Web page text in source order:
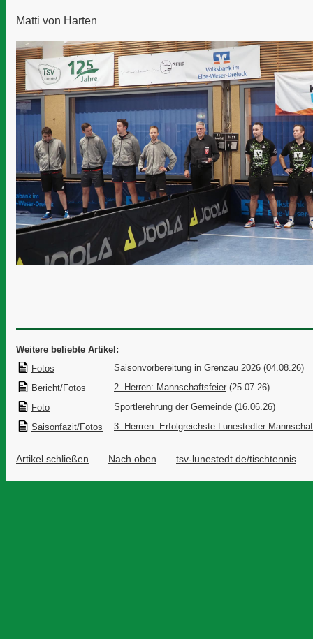
Matti von Harten
Weitere beliebte Artikel:
Fotos
Saisonvorbereitung in Grenzau 2026 (04.08.26)
Bericht/Fotos
2. Herren: Mannschaftsfeier (25.07.26)
Foto
Sportlerehrung der Gemeinde (16.06.26)
Saisonfazit/Fotos
3. Herrren: Erfolgreichste Lunestedter
Artikel schließen Nach oben tsv-lunestedt.de/tischtennis